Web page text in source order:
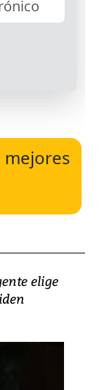
mejores
elige